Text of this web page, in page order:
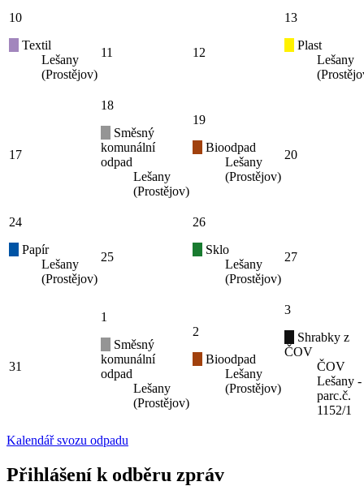
10
Textil
Lešany
(Prostějov)
11 12
13
Plast
Lešany
17
18
Směsný
komunální
odpad
Lešany
(Prostějov)
19
Bioodpad
Lešany
(Prostějov)
20
24
Papír
Lešany
(Prostějov)
25
26
Sklo
Lešany
(Prostějov)
27
31
1
Směsný
komunální
odpad
Lešany
(Prostějov)
2
Bioodpad
Lešany
(Prostějov)
3
Shrabky z
ČOV
ČOV
Lešany -
parc.č.
1152/1
Kalendář svozu odpadu
Přihlášení k odběru zpráv